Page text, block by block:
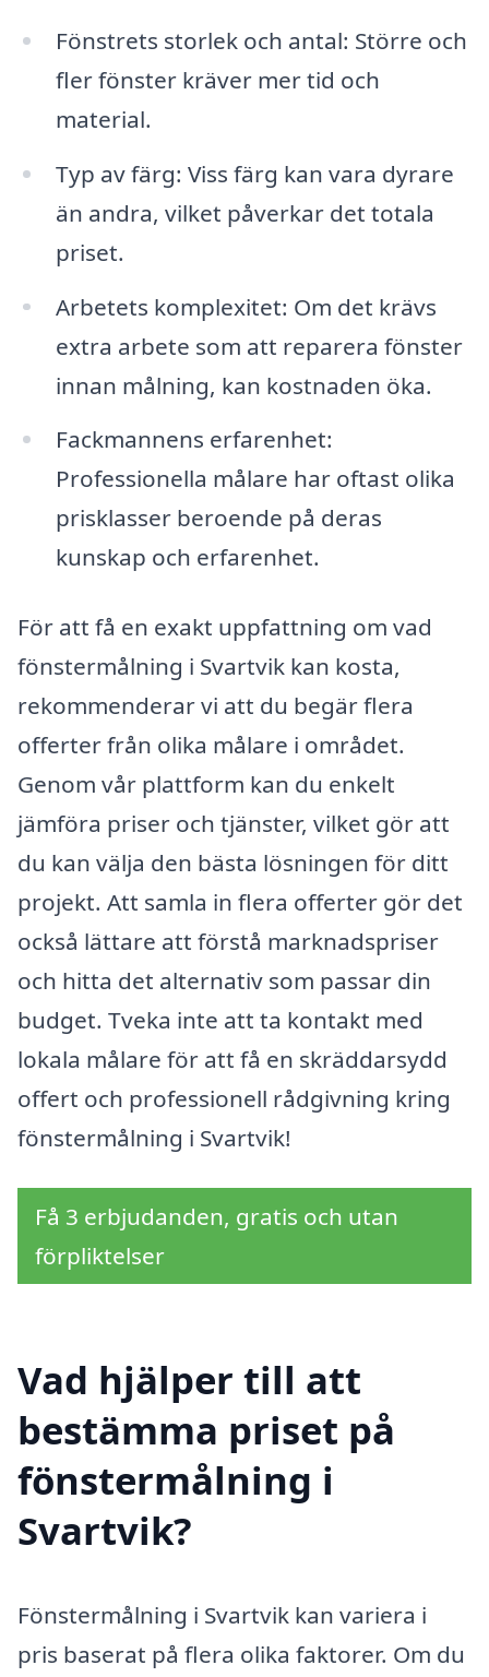
Fönstrets storlek och antal: Större och
fler fönster kräver mer tid och
material.
Typ av färg: Viss färg kan vara dyrare
än andra, vilket påverkar det totala
priset.
Arbetets komplexitet: Om det krävs
extra arbete som att reparera fönster
innan målning, kan kostnaden öka.
Fackmannens erfarenhet:
Professionella målare har oftast olika
prisklasser beroende på deras
kunskap och erfarenhet.
För att få en exakt uppfattning om vad
fönstermålning i Svartvik kan kosta,
rekommenderar vi att du begär flera
offerter från olika målare i området.
Genom vår plattform kan du enkelt
jämföra priser och tjänster, vilket gör att
du kan välja den bästa lösningen för ditt
projekt. Att samla in flera offerter gör det
också lättare att förstå marknadspriser
och hitta det alternativ som passar din
budget. Tveka inte att ta kontakt med
lokala målare för att få en skräddarsydd
offert och professionell rådgivning kring
fönstermålning i Svartvik!
Få 3 erbjudanden, gratis och utan
förpliktelser
Vad hjälper till att
bestämma priset på
fönstermålning i
Svartvik?
Fönstermålning i Svartvik kan variera i
pris baserat på flera olika faktorer. Om du